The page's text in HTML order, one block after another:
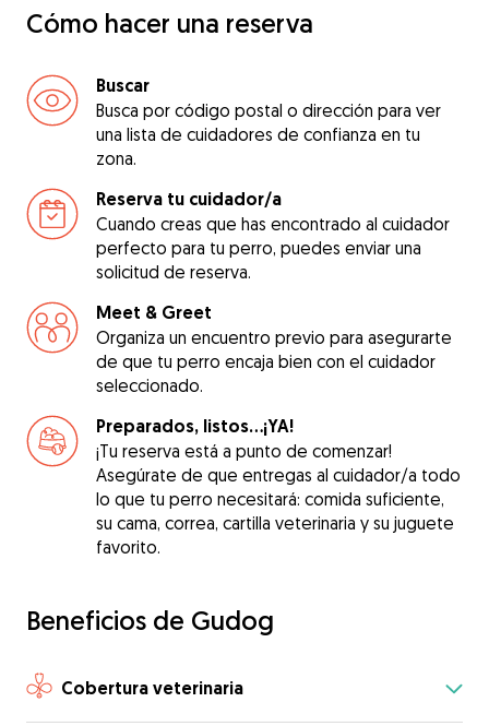
Cómo hacer una reserva
Buscar
Busca por código postal o dirección para ver
una lista de cuidadores de confianza en tu
zona.
Reserva tu cuidador/a
Cuando creas que has encontrado al cuidador
perfecto para tu perro, puedes enviar una
solicitud de reserva.
Meet & Greet
Organiza un encuentro previo para asegurarte
de que tu perro encaja bien con el cuidador
seleccionado.
Preparados, listos...¡YA!
¡Tu reserva está a punto de comenzar!
Asegúrate de que entregas al cuidador/a todo
lo que tu perro necesitará: comida suficiente,
su cama, correa, cartilla veterinaria y su juguete
favorito.
Beneficios de Gudog
Cobertura veterinaria